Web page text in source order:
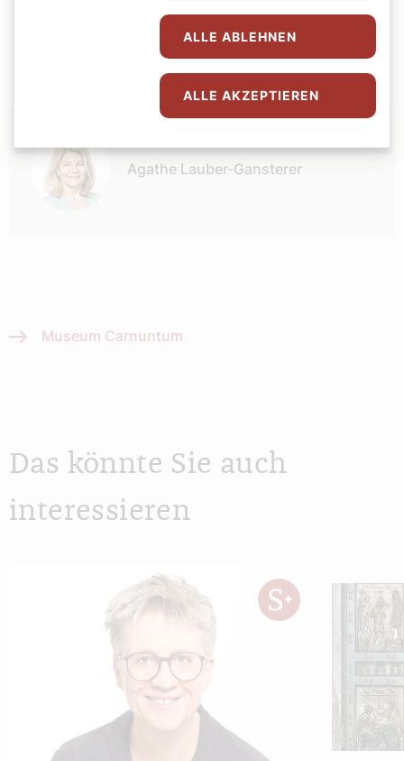
Agathe Lauber-Gansterer
Museum Carnuntum
Das könnte Sie auch
interessieren
ALLE ABLEHNEN
ALLE AKZEPTIEREN